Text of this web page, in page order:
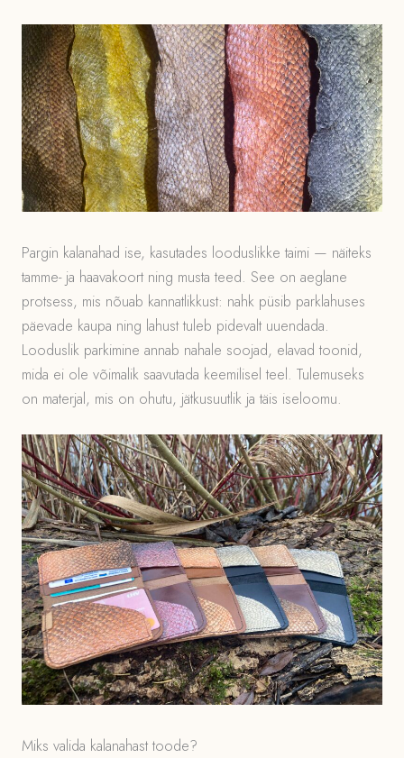
Pargin kalanahad ise, kasutades looduslikke taimi — näiteks
tamme- ja haavakoort ning musta teed. See on aeglane
protsess, mis nõuab kannatlikkust: nahk püsib parklahuses
päevade kaupa ning lahust tuleb pidevalt uuendada.
Looduslik parkimine annab nahale soojad, elavad toonid,
mida ei ole võimalik saavutada keemilisel teel. Tulemuseks
on materjal, mis on ohutu, jätkusuutlik ja täis iseloomu.
Miks valida kalanahast toode?